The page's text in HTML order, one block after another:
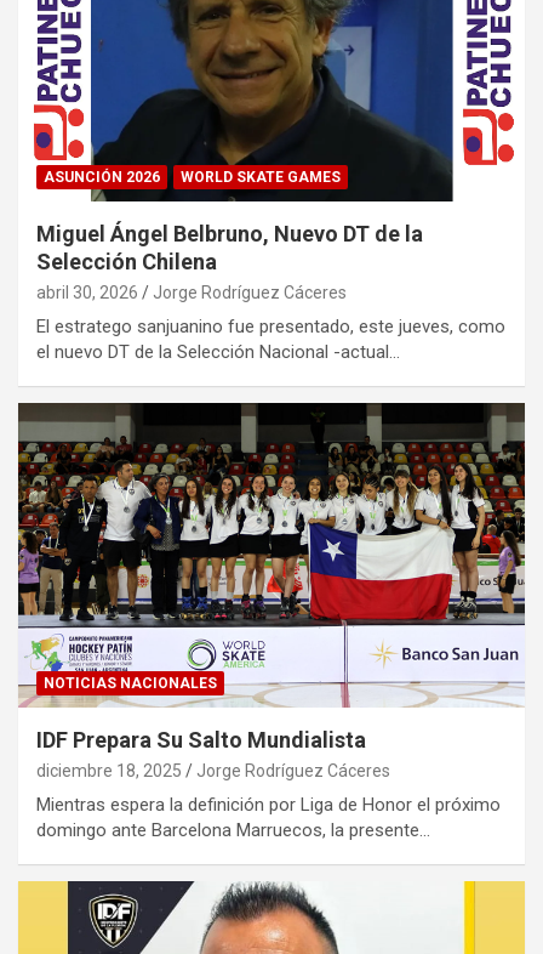
ASUNCIÓN 2026 WORLD SKATE GAMES
Miguel Ángel Belbruno, Nuevo DT de la
Selección Chilena
abril 30, 2026 Jorge Rodríguez Cáceres
El estratego sanjuanino fue presentado, este jueves, como
el nuevo DT de la Selección Nacional -actual…
NOTICIAS NACIONALES
IDF Prepara Su Salto Mundialista
diciembre 18, 2025 Jorge Rodríguez Cáceres
Mientras espera la definición por Liga de Honor el próximo
domingo ante Barcelona Marruecos, la presente…